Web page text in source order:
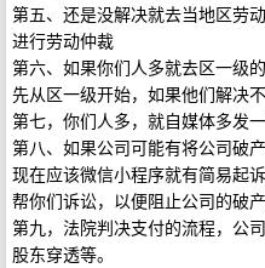
第五、还是没解决就去当地区劳
进行劳动仲裁
第六、如果你们人多就去区一级
先从区一级开始，如果他们解决
第七，你们人多，就自媒体多发
第八、如果公司可能有将公司破
现在应该微信小程序就有简易起
帮你们诉讼，以便阻止公司的破
第九，法院判决支付的流程，公
股东穿透等。